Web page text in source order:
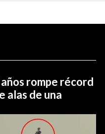
rompe récord
alas de una